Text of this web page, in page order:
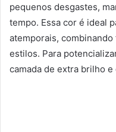
pequenos desgastes,
tempo. Essa cor é ideal
atemporais,
estilos. Para
camada de extra brilho